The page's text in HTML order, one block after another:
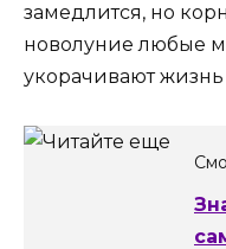
замедлится, но
новолуние любые
укорачивают жизнь